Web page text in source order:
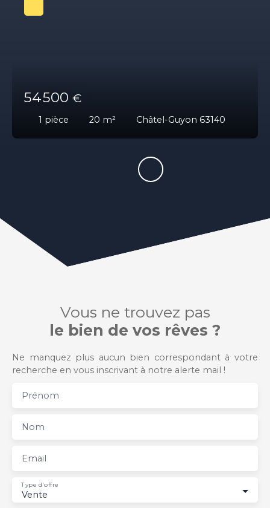
54 500 €
1 pièce 20 m² Châtel-Guyon 63140
Vous ne trouvez pas
le bien de vos rêves ?
Ne manquez plus aucun bien correspondant à votre
recherche en vous inscrivant à notre alerte mail !
Prénom
Nom
Email
Vente
Type d'offre